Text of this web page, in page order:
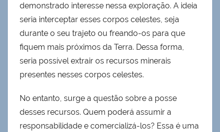
demonstrado interesse nessa exploração. A ideia
seria interceptar esses corpos celestes, seja
durante o seu trajeto ou freando-os para que
fiquem mais próximos da Terra. Dessa forma,
seria possível extrair os recursos minerais
presentes nesses corpos celestes.
No entanto, surge a questão sobre a posse
desses recursos. Quem poderá assumir a
responsabilidade e comercializá-los? Essa é uma